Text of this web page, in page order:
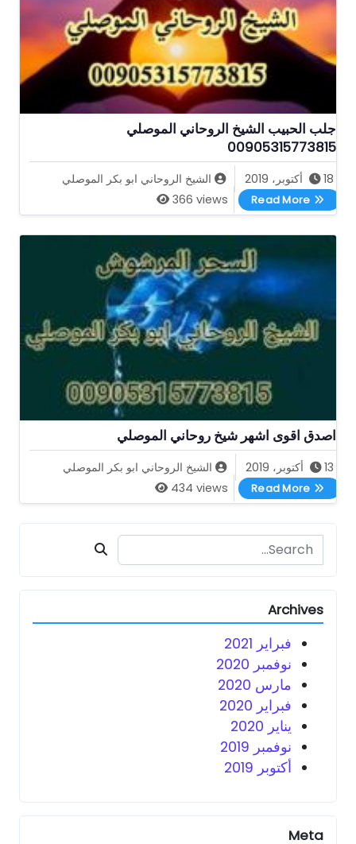
جلب الحبيب الشيخ الروحاني الموصلي
00905315773815
18 أكتوبر، 2019
الشيخ الروحاني ابو بكر الموصلي
366 views
Read More
جلب الحبيب الشيخ الروحاني الموصلي 00905315773815
اصدق اقوى اشهر شيخ روحاني الموصلي
13 أكتوبر، 2019
الشيخ الروحاني ابو بكر الموصلي
434 views
Read More
اصدق اقوى اشهر شيخ روحاني الموصلي
Search for:
Archives
فبراير 2021
نوفمبر 2020
مارس 2020
فبراير 2020
يناير 2020
نوفمبر 2019
أكتوبر 2019
Meta